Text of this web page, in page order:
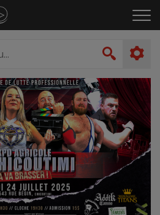
le